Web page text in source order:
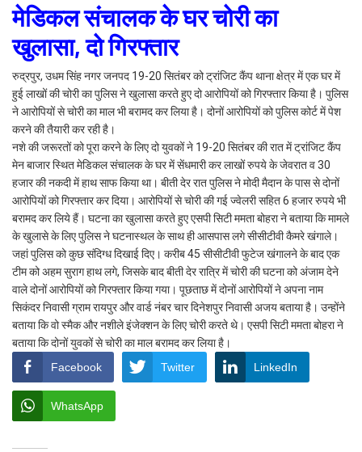
मेडिकल संचालक के घर चोरी का
खुलासा, दो गिरफ्तार
रुद्रपुर, उधम सिंह नगर जनपद 19-20 सितंबर को ट्रांजिट कैंप थाना क्षेत्र में एक घर में
हुई लाखों की चोरी का पुलिस ने खुलासा करते हुए दो आरोपियों को गिरफ्तार किया है। पुलिस
ने आरोपियों से चोरी का माल भी बरामद कर लिया है। दोनों आरोपियों को पुलिस कोर्ट में पेश
करने की तैयारी कर रही है।
नशे की जरूरतों को पूरा करने के लिए दो युवकों ने 19-20 सितंबर की रात में ट्रांजिट कैंप
मेन बाजार स्थित मेडिकल संचालक के घर में सेंधमारी कर लाखों रुपये के जेवरात व 30
हजार की नकदी में हाथ साफ किया था। बीती देर रात पुलिस ने मोदी मैदान के पास से दोनों
आरोपियों को गिरफ्तार कर दिया। आरोपियों से चोरी की गई ज्वेलरी सहित 6 हजार रुपये भी
बरामद कर लिये हैं। घटना का खुलासा करते हुए एसपी सिटी ममता बोहरा ने बताया कि मामले
के खुलासे के लिए पुलिस ने घटनास्थल के साथ ही आसपास लगे सीसीटीवी कैमरे खंगाले।
जहां पुलिस को कुछ संदिग्ध दिखाई दिए। करीब 45 सीसीटीवी फुटेज खंगालने के बाद एक
टीम को अहम सुराग हाथ लगे, जिसके बाद बीती देर रात्रि में चोरी की घटना को अंजाम देने
वाले दोनों आरोपियों को गिरफ्तार किया गया। पूछताछ में दोनों आरोपियों ने अपना नाम
सिकंदर निवासी ग्राम रायपुर और वार्ड नंबर चार दिनेशपुर निवासी अजय बताया है। उन्होंने
बताया कि वो स्मैक और नशीले इंजेक्शन के लिए चोरी करते थे। एसपी सिटी ममता बोहरा ने
बताया कि दोनों युवकों से चोरी का माल बरामद कर लिया है।
Facebook
Twitter LinkedIn
WhatsApp